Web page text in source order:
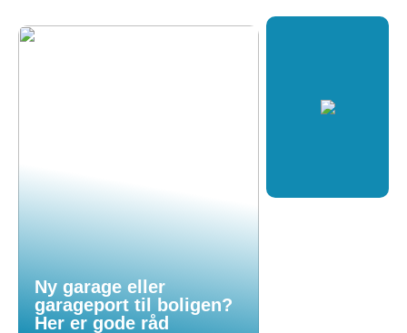
Ny garage eller
garageport til boligen?
Her er gode råd